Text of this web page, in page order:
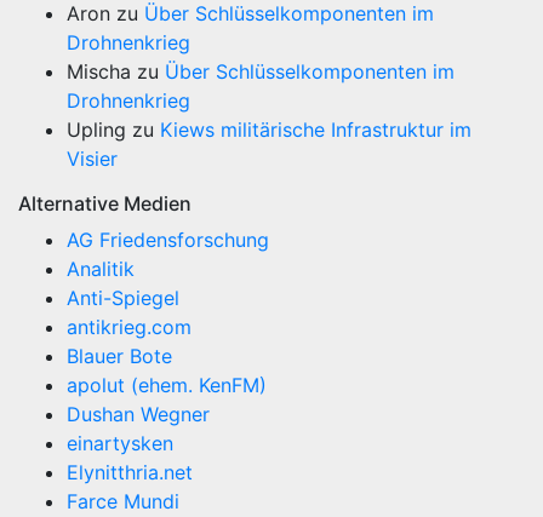
Aron zu Über Schlüsselkomponenten im
Drohnenkrieg
Mischa zu Über Schlüsselkomponenten im
Drohnenkrieg
Upling zu Kiews militärische Infrastruktur im
Visier
Alternative Medien
AG Friedensforschung
Analitik
Anti-Spiegel
antikrieg.com
Blauer Bote
apolut (ehem. KenFM)
Dushan Wegner
einartysken
Elynitthria.net
Farce Mundi